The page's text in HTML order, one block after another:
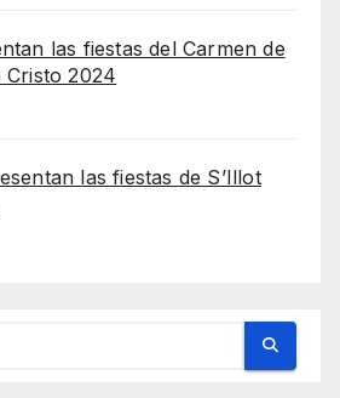
las fiestas del Carmen de
Cristo 2024
las fiestas de S’Illot